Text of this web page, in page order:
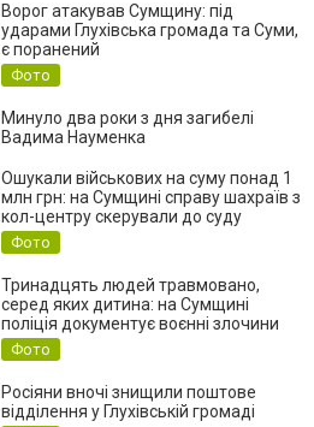
Ворог атакував Сумщину: під
ударами Глухівська громада та Суми,
є поранений
Фото
Минуло два роки з дня загибелі
Вадима Науменка
Ошукали військових на суму понад 1
млн грн: на Сумщині справу шахраїв з
кол-центру скерували до суду
Фото
Тринадцять людей травмовано,
серед яких дитина: на Сумщині
поліція документує воєнні злочини
Фото
Росіяни вночі знищили поштове
відділення у Глухівській громаді